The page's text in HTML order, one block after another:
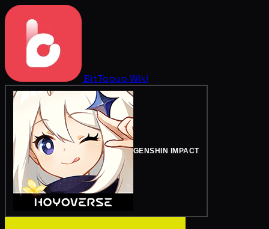
BitTopup Wiki
GENSHIN IMPACT